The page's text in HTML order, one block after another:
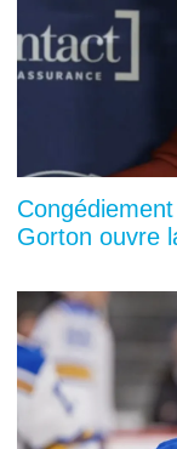
Gorton ouvre